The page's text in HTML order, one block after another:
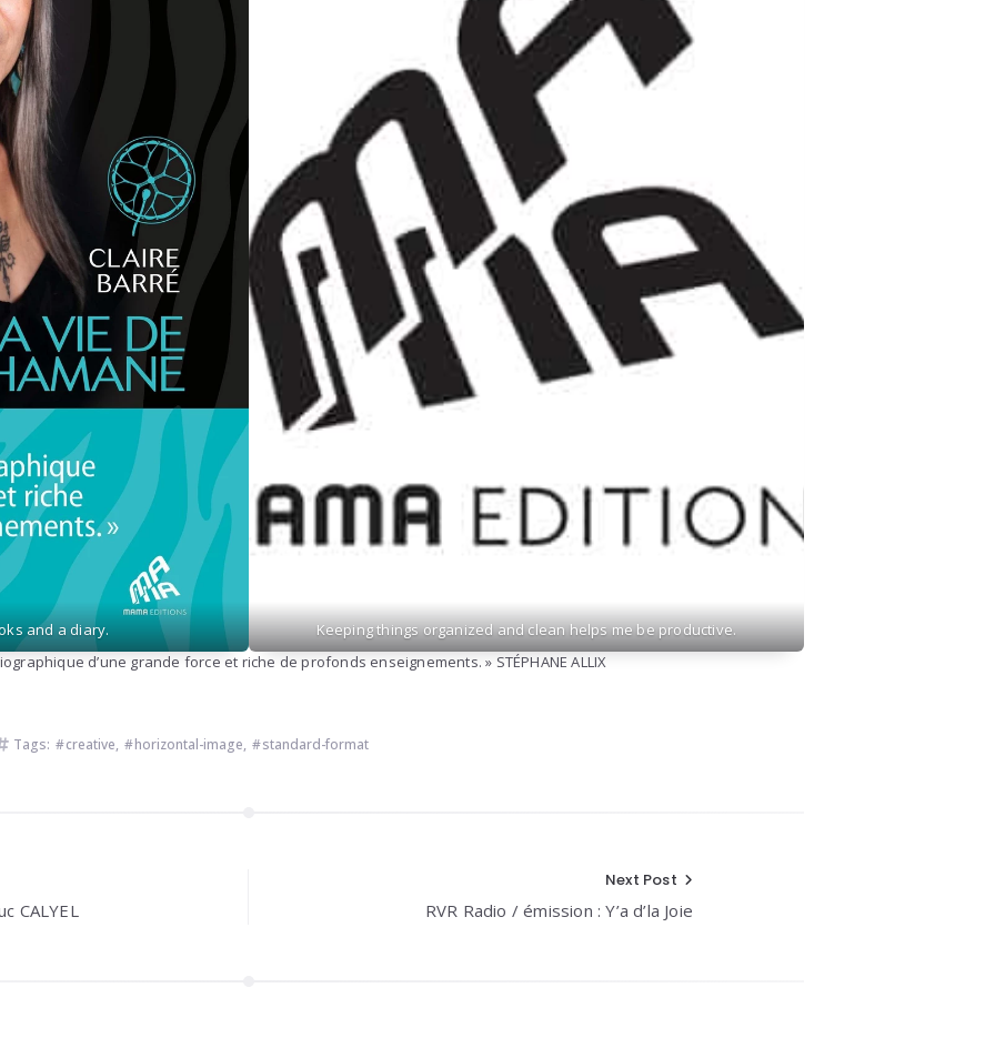
and a diary.
Keeping things organized and clean helps me be productive.
d’une grande force et riche de profonds enseignements. » STÉPHANE ALLIX
Tags: creative, horizontal-image, standard-format
CALYEL
Next Post
RVR Radio / émission : Y’a d’la Joie